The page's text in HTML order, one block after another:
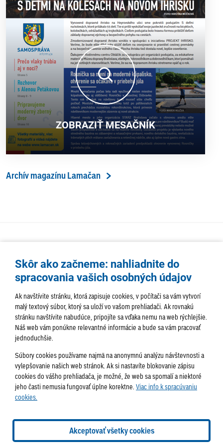
ZOBRAZIŤ MESAČNÍK
Archív magazínu Lamačan
AKTUALITY TÉMA SAMOSPRÁVA
SERVIS
HISTÓRIA PODUJATIA
info@lamac.sk
Dispečing: dispecing@lamac.sk
Doručovanie
novín
Tlačené vydania Sadzobník inzercie
Skôr ako začneme: nahliadnite do
spracovania vašich osobných údajov
Ak navštívite stránku, ktorá zapisuje cookies, v počítači sa vám vytvorí
malý textový súbor, ktorý sa uloží vo vašom prehliadači. Ak rovnakú
stránku navštívite nabudúce, pripojíte sa vďaka nemu na web rýchlejšie.
Náš web vám ponúkne relevantné informácie a bude sa vám pracovať
jednoduchšie.
Súbory cookies používame najmä na anonymnú analýzu návštevnosti a
vylepšovanie našich web stránok. Ak si nastavíte blokovanie zápisu
cookies do vášho prehliadača, je možné, že web sa spomalí a niektoré
jeho časti nemusia fungovať úplne korektne. Viac info k spracúvaniu
cookies.
Akceptovať všetky cookies